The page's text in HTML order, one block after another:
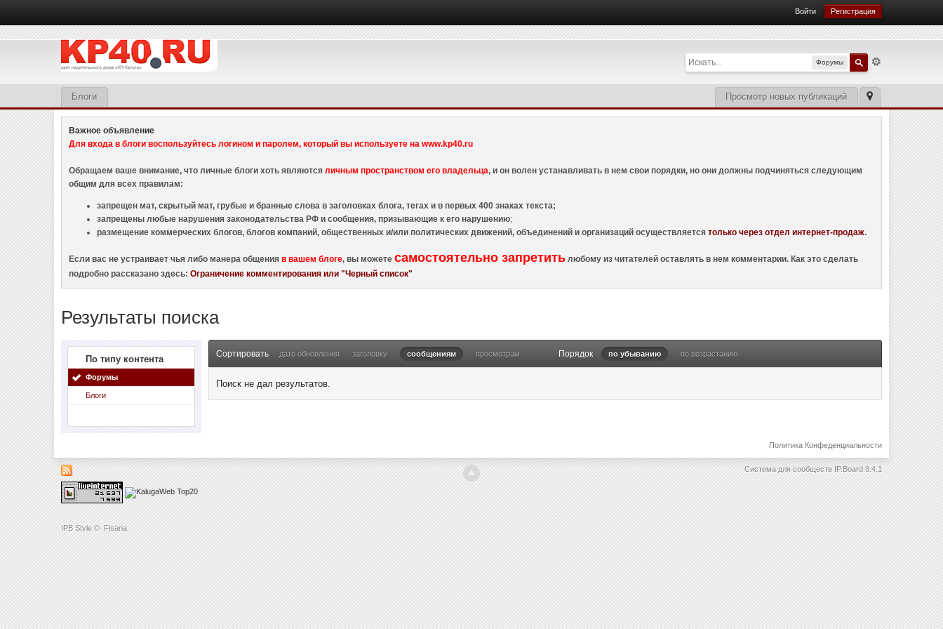
IPB Style © Fisana
Войти Регистрация
Форумы
Просмотр новых публикаций
Блоги
Важное объявление
Для входа в блоги воспользуйтесь логином и паролем, который вы используете на www.kp40.ru
Обращаем ваше внимание, что личные блоги хоть являютсяличным пространством его владельца, и он волен устанавливать в нем свои порядки, но они должны подчиняться следующим
общим для всех правилам:
запрещен мат, скрытый мат, грубые и бранные слова в заголовках блога, тегах и в первых 400 знаках текста;
запрещены любые нарушения законодательства РФ и сообщения, призывающие к его нарушению;
размещение коммерческих блогов, блогов компаний, общественных и/или политических движений, объединений и организаций осуществляетсятолько через отдел интернет-продаж.
Если вас не устраивает чья либо манера общенияв вашем блоге, вы можетесамостоятельно запретить любому из читателей оставлять в нем комментарии. Как это сделать
подробно рассказано здесь:Ограничение комментирования или "Черный список"
Результаты поиска
По типу контента
Форумы
Блоги
Сортировать дате обновления заголовку сообщениям просмотрам Порядок по убыванию по возрастанию
Поиск не дал результатов.
Политика Конфеденциальности
Система для сообществ IP.Board 3.4.1